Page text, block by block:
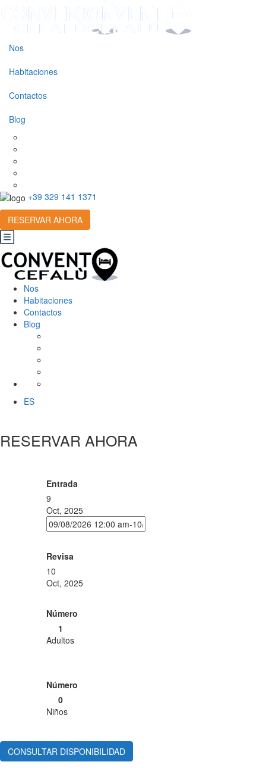
Nos
Habitaciones
Contactos
Blog
+39 329 141 1371
RESERVAR AHORA
Nos
Habitaciones
Contactos
Blog
ES
RESERVAR AHORA
Entrada
9
Oct, 2025
Revisa
10
Oct, 2025
Número
1
Adultos
Número
0
Niños
CONSULTAR DISPONIBILIDAD